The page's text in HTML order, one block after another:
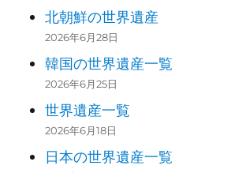
北朝鮮の世界遺産
2026年6月28日
韓国の世界遺産一覧
2026年6月25日
世界遺産一覧
2026年6月18日
日本の世界遺産一覧